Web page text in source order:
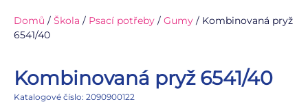
Domů / Škola / Psací potřeby / Gumy / Kombinovaná pryž
6541/40
Kombinovaná pryž 6541/40
Katalogové číslo: 2090900122